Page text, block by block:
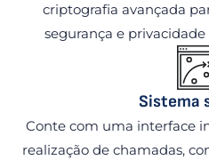
criptografia avançada
segurança e privacidade
Sistema
Conte com uma interface
realização de chamadas,